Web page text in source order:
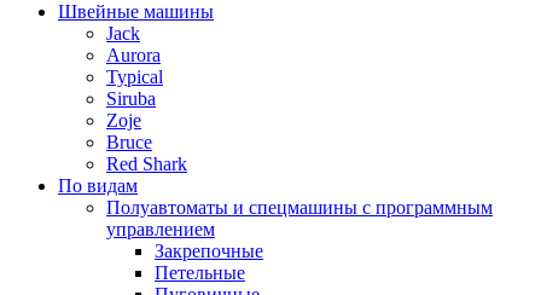
Швейные машины
Jack
Aurora
Typical
Siruba
Zoje
Bruce
Red Shark
По видам
Полуавтоматы и спецмашины с программным
управлением
Закрепочные
Петельные